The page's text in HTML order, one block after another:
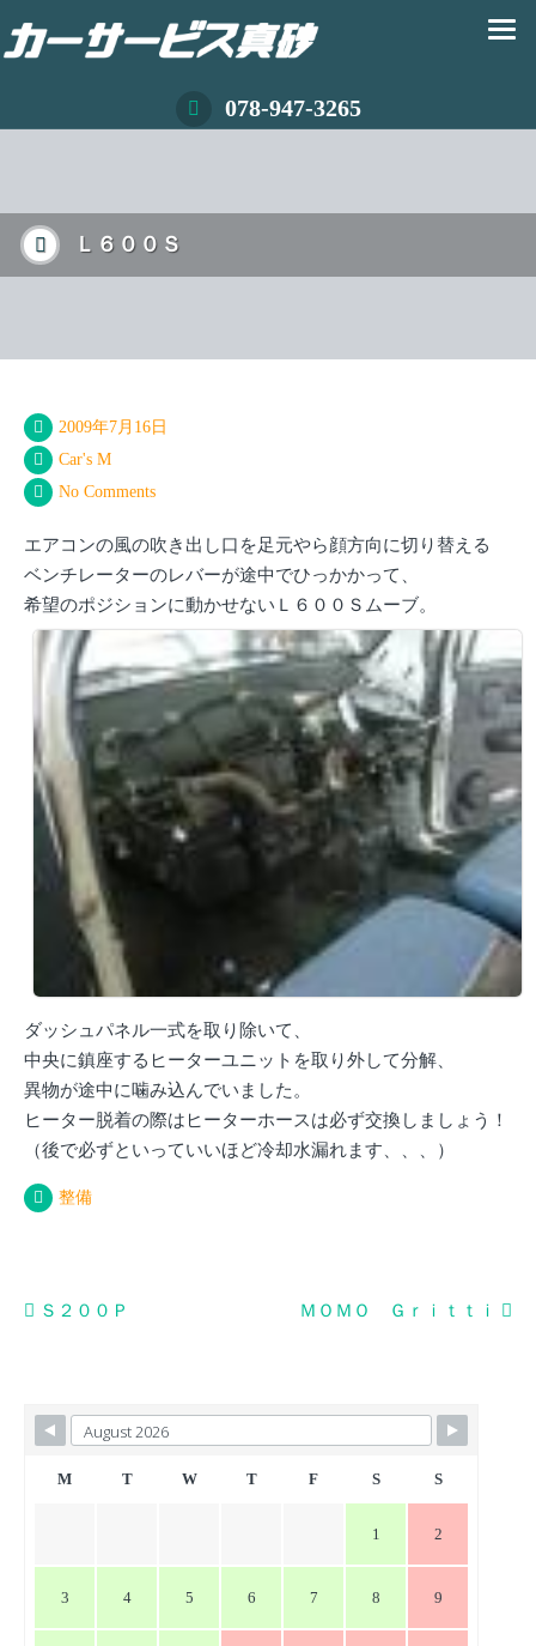
078-947-3265
Ｌ６００Ｓ
2009年7月16日
Car's M
No Comments
エアコンの風の吹き出し口を足元やら顔方向に切り替える
ベンチレーターのレバーが途中でひっかかって、
希望のポジションに動かせないＬ６００Ｓムーブ。
ダッシュパネル一式を取り除いて、
中央に鎮座するヒーターユニットを取り外して分解、
異物が途中に噛み込んでいました。
ヒーター脱着の際はヒーターホースは必ず交換しましょう！
（後で必ずといっていいほど冷却水漏れます、、、）
整備
投
ビ
ゲ
Ｓ２００Ｐ ＭＯＭＯ Ｇｒｉｔｔｉ
M T W T F S S
1 2
3 4 5 6 7 8 9